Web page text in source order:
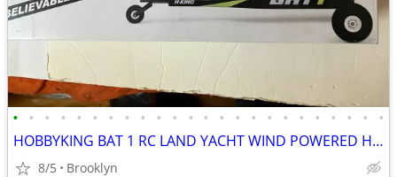
• • • • • • • • • • • • • • • • • • • • • • • •
HOBBYKING BAT 1 RC LAND YACHT WIND POWERED HIGH SPEED SAIL RACER FUN
8/5 Brooklyn